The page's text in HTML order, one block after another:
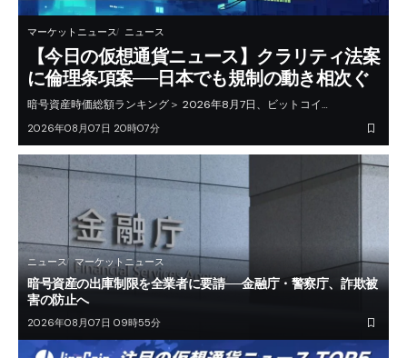
マーケットニュース ニュース
【今日の仮想通貨ニュース】クラリティ法案
に倫理条項案──日本でも規制の動き相次ぐ
暗号資産時価総額ランキング＞ 2026年8月7日、ビットコイ…
2026年08月07日 20時07分
ニュース マーケットニュース
暗号資産の出庫制限を全業者に要請──金融庁・警察庁、詐欺被
害の防止へ
2026年08月07日 09時55分